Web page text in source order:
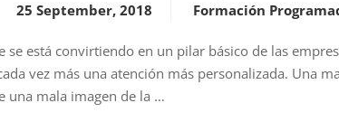
25 September, 2018 Formación
se está convirtiendo en un pilar básico de las
vez más una atención más personalizada. Una
una mala imagen de la …